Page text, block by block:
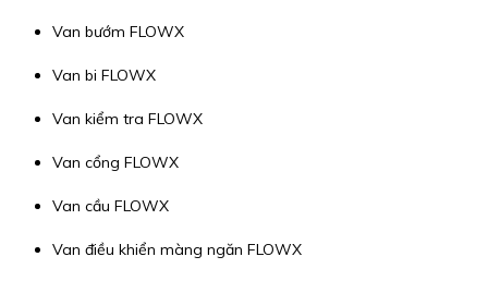
Van bướm FLOWX
Van bi FLOWX
Van kiểm tra FLOWX
Van cổng FLOWX
Van cầu FLOWX
Van điều khiển màng ngăn FLOWX